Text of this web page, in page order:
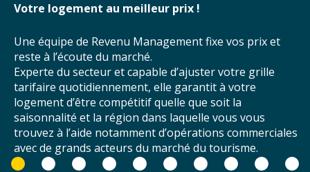
au meilleur prix !
de Revenu Management fixe vos prix et
du marché.
secteur et capable d’ajuster votre grille
elle garantit à votre
compétitif quelle que soit la
et la région dans laquelle vous vous
notamment d’opérations commerciales
acteurs du marché du tourisme.
long de